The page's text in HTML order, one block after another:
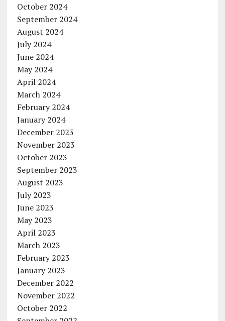
October 2024
September 2024
August 2024
July 2024
June 2024
May 2024
April 2024
March 2024
February 2024
January 2024
December 2023
November 2023
October 2023
September 2023
August 2023
July 2023
June 2023
May 2023
April 2023
March 2023
February 2023
January 2023
December 2022
November 2022
October 2022